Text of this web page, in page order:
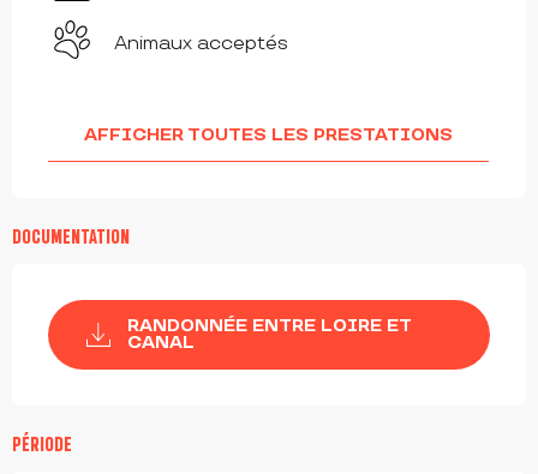
Animaux acceptés
AFFICHER TOUTES LES PRESTATIONS
DOCUMENTATION
RANDONNÉE ENTRE LOIRE ET
CANAL
PÉRIODE